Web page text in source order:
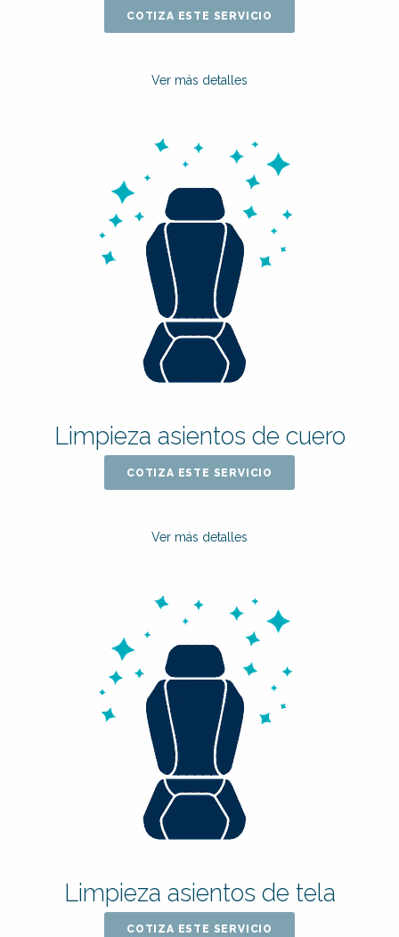
COTIZA ESTE SERVICIO
Ver más detalles
Limpieza asientos de cuero
COTIZA ESTE SERVICIO
Ver más detalles
Limpieza asientos de tela
COTIZA ESTE SERVICIO